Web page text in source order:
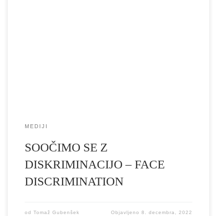
MEDIJI
SOOČIMO SE Z
DISKRIMINACIJO – FACE
DISCRIMINATION
od Tomaž Gubenšek Objavljeno8. decembra, 2022